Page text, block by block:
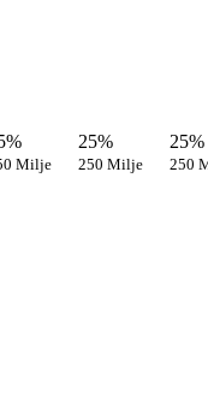
Milje
25%
250 Milje
25%
250